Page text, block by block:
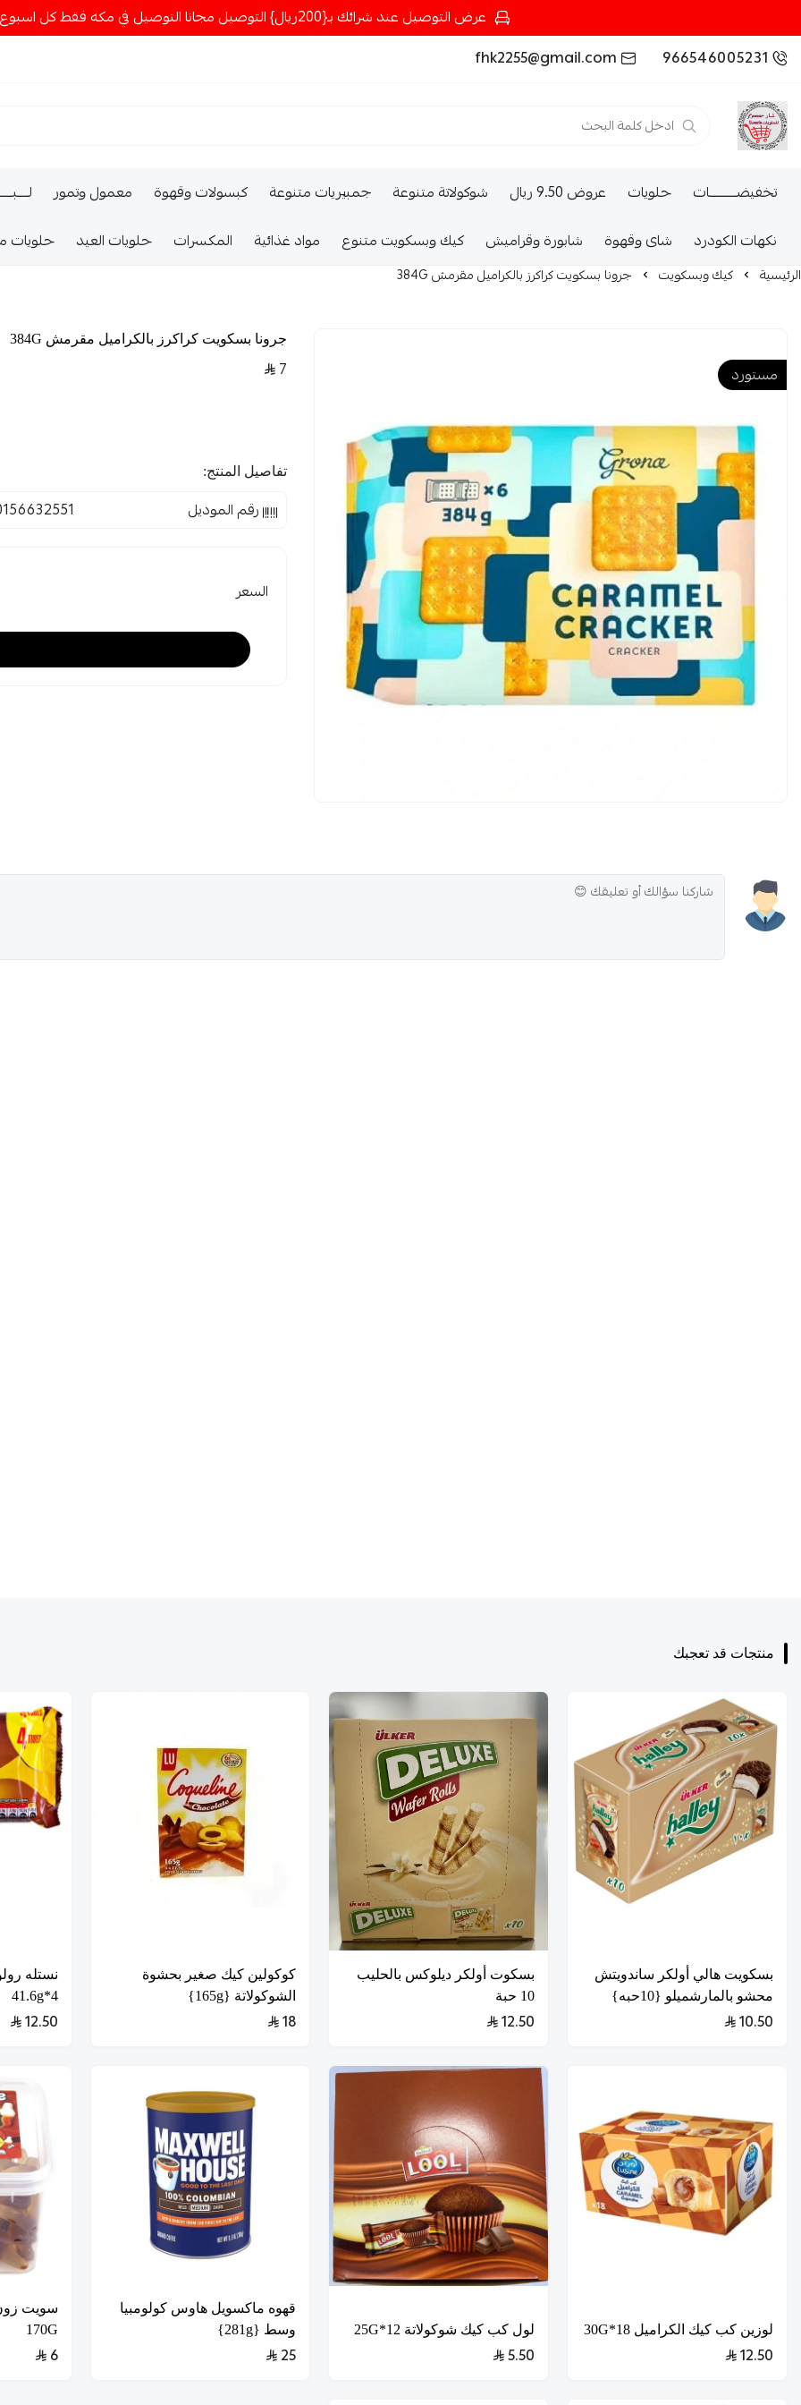
عرض التوصيل عند شرائك بـ{200ريال} التوصيل مجانا التوصيل في مكه فقط كل اسبوع اصناف جديدة
966546005231
fhk2255@gmail.com
تخفيضــــــــــات حلويات عروض 9.50 ريال شوكولاتة متنوعة جمبيريات متنوعة كبسولات وقهوة معمول وتمور
نكهات الكودرد
شاى وقهوة شابورة وقراميش كيك وبسكويت متنوع مواد غذائية المكسرات حلويات العيد حلويات
الرئيسية كيك وبسكويت جرونا بسكويت كراكرز بالكراميل مقرمش 384G
مستورد
جرونا بسكويت كراكرز بالكراميل مقرمش 384G
7
تفاصيل المنتج:
رقم الموديل
السعر
منتجات قد تعجبك
بسكويت هالي أولكر ساندويتش
محشو بالمارشميلو {10حبه}
10.50
بسكوت أولكر ديلوكس بالحليب
10 حبة
12.50
كوكولين كيك صغير بحشوة
الشوكولاتة {165g}
18
نستله
4*41.6g
12.50
لوزين كب كيك الكراميل 18*30G
12.50
لول كب كيك شوكولاتة 12*25G
5.50
قهوه ماكسويل هاوس كولومبيا
وسط {281g}
25
سويت زون
170G
6